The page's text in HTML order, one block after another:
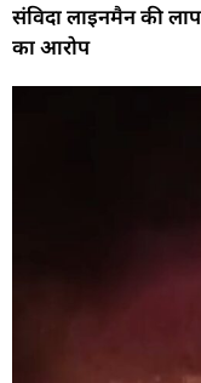
संविदा लाइनमैन की
का आरोप